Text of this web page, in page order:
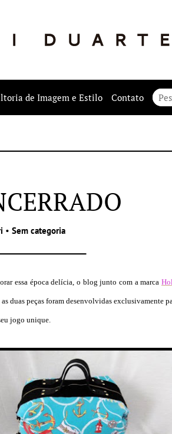
de Imagem e Estilo Contato
• Sem categoria
essa época delícia, o blog junto com a marca
as duas peças foram desenvolvidas exclusivamente
jogo unique.